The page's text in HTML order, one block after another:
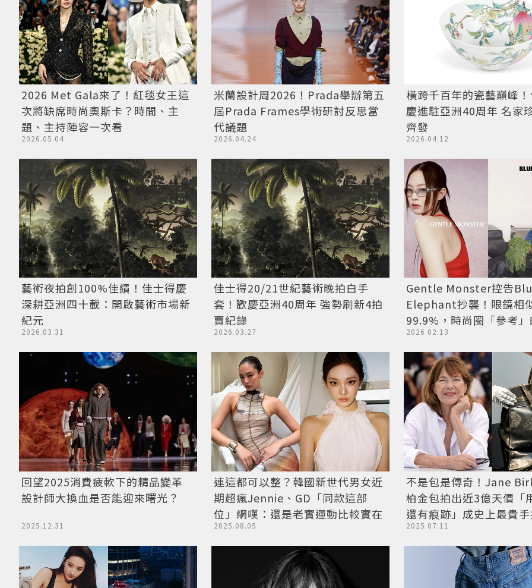
2026 Met Gala來了！紅毯女王這
次將缺席時尚奧斯卡？時間、主
題、主持陣容一次看
2026.05.04
米蘭設計周2026！Prada舉辦第五
屆Prada Frames學術研討反思當
代議題
2026.04.24
橫跨千百年的瓷藝巔峰
慶進駐亞洲40周年 名家
齊發
2026.04.12
藝術夜拍創100%佳績！佳士得慶
深耕亞洲四十載：開啟藝術市場新
紀元
2026.03.31
佳士得20/21世紀藝術晚拍白手
套！歡慶亞洲40周年 強勢刷新4拍
賣紀錄
2026.03.27
Gentle Monster控告
Elephant抄襲！眼鏡相
99.9%，時尚圈「參考
哪值得深思
2026.02.13
回望2025消費疲軟下的精品變革
設計師大換血是否能迎來曙光？
2025.12.31
連這都可以整？韓國新世代男女近
期超瘋Jennie、GD「同款這部
位」網嘆：還是老實運動比較實在
2025.08.05
不是包是傳奇！Jane
柏金包拍出近3億天價「
還有痕跡」成史上最貴
2025.07.11